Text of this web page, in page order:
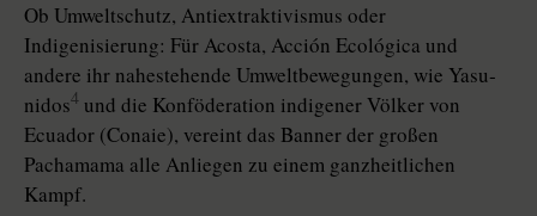
Ob Umweltschutz, Antiextraktivismus oder
Indigenisierung: Für Acosta, Acción Ecológica und
andere ihr nahestehende Umweltbewegungen, wie Ya­su­
nidos4 und die Konföderation indigener Völker von
Ecuador (Conaie), vereint das Banner der großen
Pachamama alle Anliegen zu einem ganzheitlichen
Kampf.